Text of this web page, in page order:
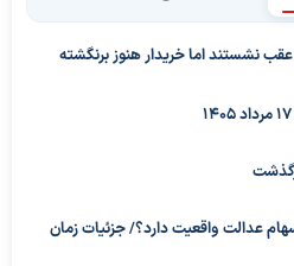
نشستند اما خریدار هنوز برنگشته
سهام عدالت واقعیت دارد؟/ جزئیات زمان